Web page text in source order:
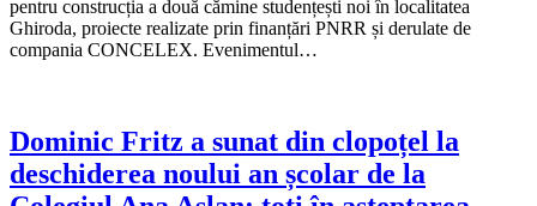
pentru construcția a două cămine studențești noi în localitatea
Ghiroda, proiecte realizate prin finanțări PNRR și derulate de
compania CONCELEX. Evenimentul…
Dominic Fritz a sunat din clopoțel la
deschiderea noului an școlar de la